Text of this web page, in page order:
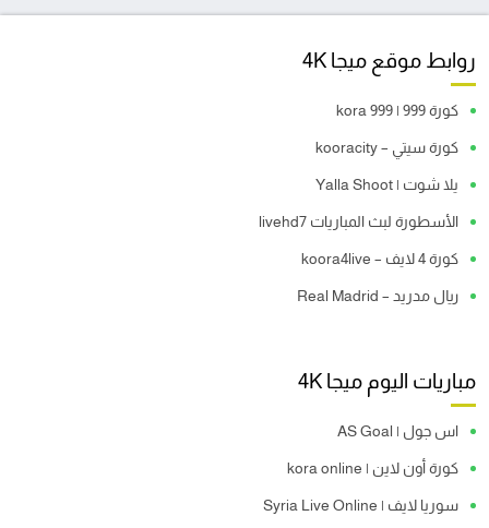
روابط موقع ميجا 4K
كورة 999 | kora 999
كورة سيتي – kooracity
يلا شوت | Yalla Shoot
الأسطورة لبث المباريات livehd7
كورة 4 لايف – koora4live
ريال مدريد – Real Madrid
مباريات اليوم ميجا 4K
اس جول | AS Goal
كورة أون لاين | kora online
سوريا لايف | Syria Live Online